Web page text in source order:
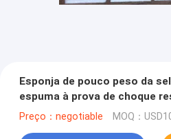
Esponja de pouco peso da
espuma à prova de choque
do silicone
Preço：negotiable MOQ：